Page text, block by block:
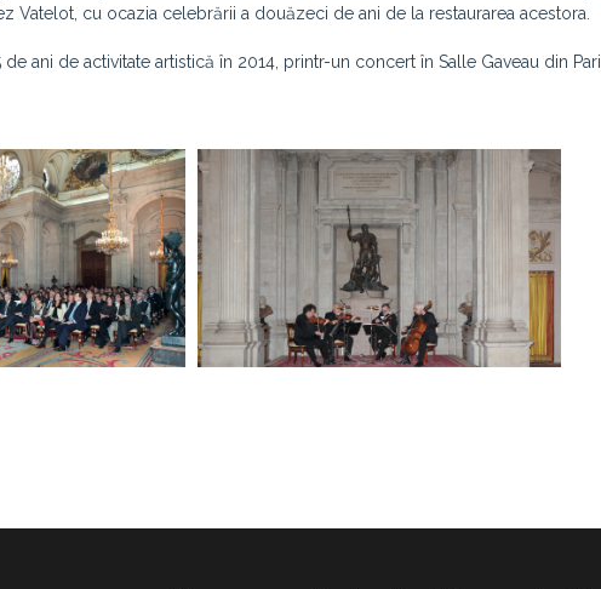
Vatelot, cu ocazia celebrării a douăzeci de ani de la restaurarea acestora.
ani de activitate artistică în 2014, printr-un concert în Salle Gaveau din